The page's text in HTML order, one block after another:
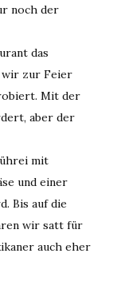
noch der
das
wir zur Feier
Mit der
aber der
mit
und einer
Bis auf die
wir satt für
auch eher